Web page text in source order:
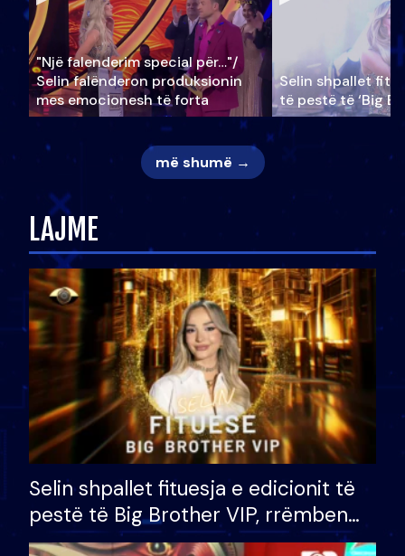
"Një falenderim special për…"/
Selin falënderon produksionin
mes emocionesh të forta
Selin shpallet
të pestë të ‘Big
më shumë →
LAJME
Selin shpallet fituesja e edicionit të
pestë të Big Brother VIP, rrëmben
çmimin e madh prej 100 mijë eurosh